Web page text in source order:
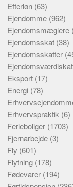
Efterløn (63)
Ejendomme (962)
Ejendomsmæglere
Ejendomsskat (38)
Ejendomsskatter
Ejendomsværdiskat
Eksport (17)
Energi (78)
Erhvervspraktik (6)
Ferieboliger (1703)
Fjernarbejde (3)
Fly (601)
Flytning (178)
Fødevarer (194)